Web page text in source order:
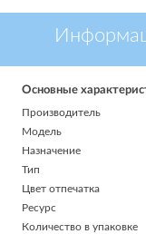
Основные
Производитель
Модель
Назначение
Тип
Цвет отпечатка
Ресурс
Количество в упаковке